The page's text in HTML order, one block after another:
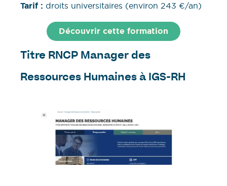
Tarif : droits universitaires (environ 243 €/an)
Découvrir cette formation
Titre RNCP Manager des
Ressources Humaines à IGS-RH